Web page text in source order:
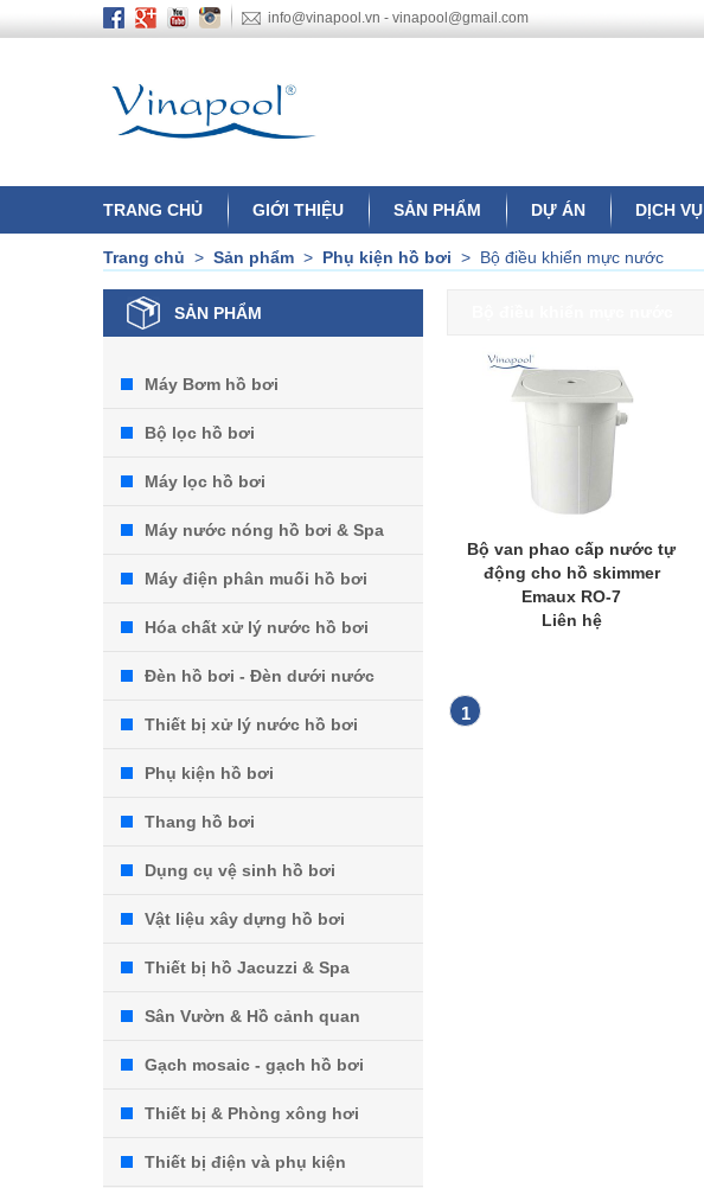
info@vinapool.vn - vinapool@gmail.com
TRANG CHỦ GIỚI THIỆU SẢN PHẨM DỰ ÁN DỊCH VỤ
Trang chủ > Sản phẩm > Phụ kiện hồ bơi > Bộ điều khiển mực nước
SẢN PHẨM
Máy Bơm hồ bơi
Bộ lọc hồ bơi
Máy lọc hồ bơi
Máy nước nóng hồ bơi & Spa
Máy điện phân muối hồ bơi
Hóa chất xử lý nước hồ bơi
Đèn hồ bơi - Đèn dưới nước
Thiết bị xử lý nước hồ bơi
Phụ kiện hồ bơi
Thang hồ bơi
Dụng cụ vệ sinh hồ bơi
Vật liệu xây dựng hồ bơi
Thiết bị hồ Jacuzzi & Spa
Sân Vườn & Hồ cảnh quan
Gạch mosaic - gạch hồ bơi
Thiết bị & Phòng xông hơi
Thiết bị điện và phụ kiện
Bộ van phao cấp nước tự
động cho hồ skimmer
Emaux RO-7
Liên hệ
1